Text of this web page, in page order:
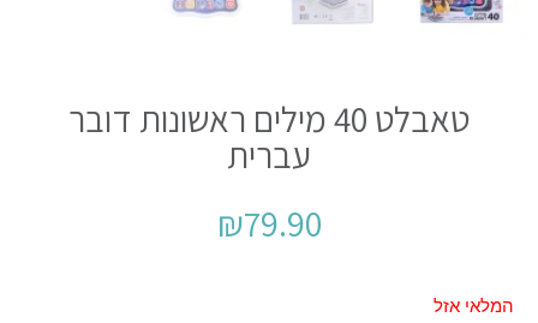
טאבלט 40 מילים ראשונות דובר
עברית
₪79.90
המלאי אזל